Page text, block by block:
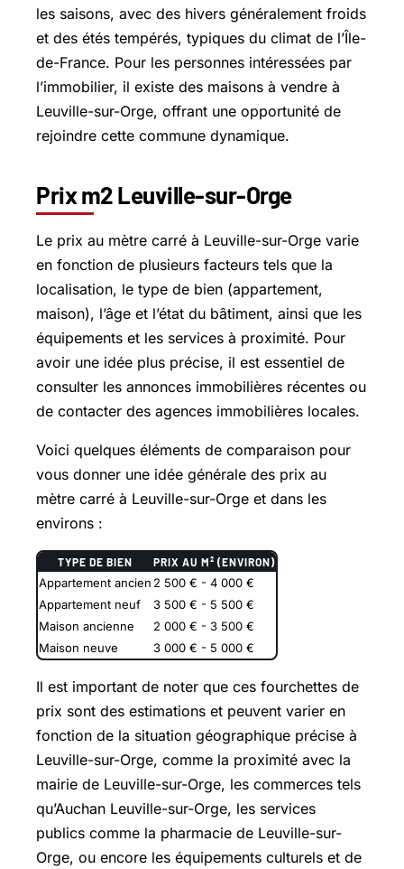
les saisons, avec des hivers généralement froids
et des étés tempérés, typiques du climat de l’Île-
de-France. Pour les personnes intéressées par
l’immobilier, il existe des maisons à vendre à
Leuville-sur-Orge, offrant une opportunité de
rejoindre cette commune dynamique.
Prix m2 Leuville-sur-Orge
Le prix au mètre carré à Leuville-sur-Orge varie
en fonction de plusieurs facteurs tels que la
localisation, le type de bien (appartement,
maison), l’âge et l’état du bâtiment, ainsi que les
équipements et les services à proximité. Pour
avoir une idée plus précise, il est essentiel de
consulter les annonces immobilières récentes ou
de contacter des agences immobilières locales.
Voici quelques éléments de comparaison pour
vous donner une idée générale des prix au
mètre carré à Leuville-sur-Orge et dans les
environs :
TYPE DE BIEN PRIX AU M² (ENVIRON)
Appartement ancien 2 500 € - 4 000 €
Appartement neuf
3 500 € - 5 500 €
Maison ancienne
2 000 € - 3 500 €
Maison neuve
3 000 € - 5 000 €
Il est important de noter que ces fourchettes de
prix sont des estimations et peuvent varier en
fonction de la situation géographique précise à
Leuville-sur-Orge, comme la proximité avec la
mairie de Leuville-sur-Orge, les commerces tels
qu’Auchan Leuville-sur-Orge, les services
publics comme la pharmacie de Leuville-sur-
Orge, ou encore les équipements culturels et de